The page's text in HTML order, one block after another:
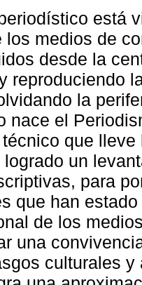
está
los medios de
desde la
reproduciendo
la
nace el
que
un
para
que han
de los
una
culturales